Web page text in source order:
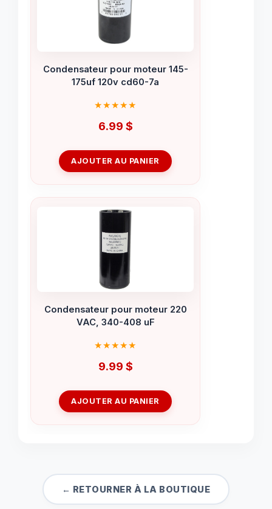
Condensateur pour moteur 145-
175uf 120v cd60-7a
6.99 $
AJOUTER AU PANIER
Condensateur pour moteur 220
VAC, 340-408 uF
9.99 $
AJOUTER AU PANIER
← RETOURNER À LA BOUTIQUE